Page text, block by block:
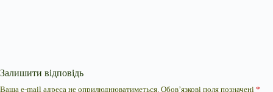
Залишити відповідь
Ваша e-mail адреса не оприлюднюватиметься. Обов’язкові поля позначені *